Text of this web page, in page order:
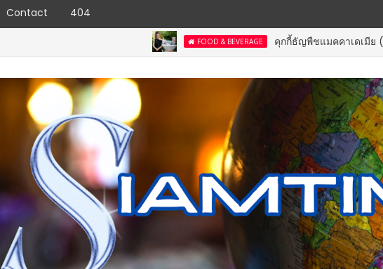
Contact 404
FOOD & BEVERAGE คุกกี้ธัญพืชแมคคาเดเมีย (Multigrain